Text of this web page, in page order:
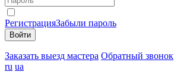
РегистрацияЗабыли пароль
Заказать выезд мастера Обратный звонок
ru ua